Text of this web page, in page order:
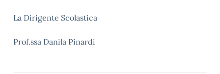
La Dirigente Scolastica
Prof.ssa Danila Pinardi